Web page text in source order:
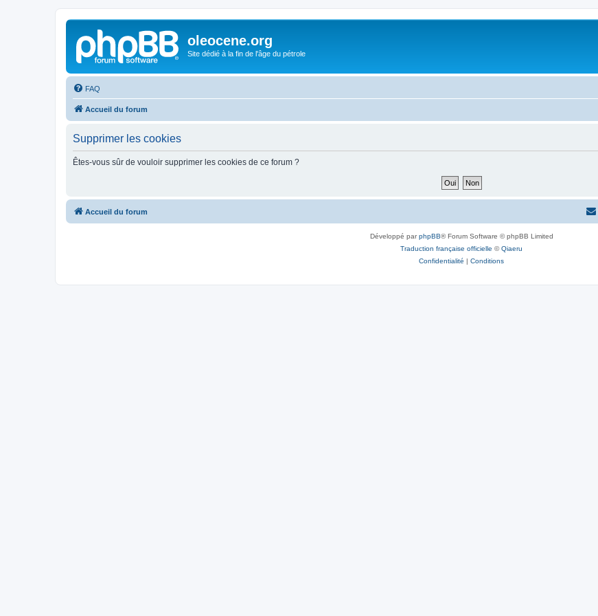
oleocene.org
Site dédié à la fin de l'âge du pétrole
FAQ
Accueil du forum
Supprimer les cookies
Êtes-vous sûr de vouloir supprimer les cookies de ce forum ?
Accueil du forum
Développé parphpBB® Forum Software © phpBB Limited
Traduction française officielle ©Qiaeru
Confidentialité | Conditions